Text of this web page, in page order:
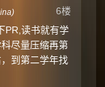
6楼
)
PR,读书就有学
尽量压缩再第
到第二学年找